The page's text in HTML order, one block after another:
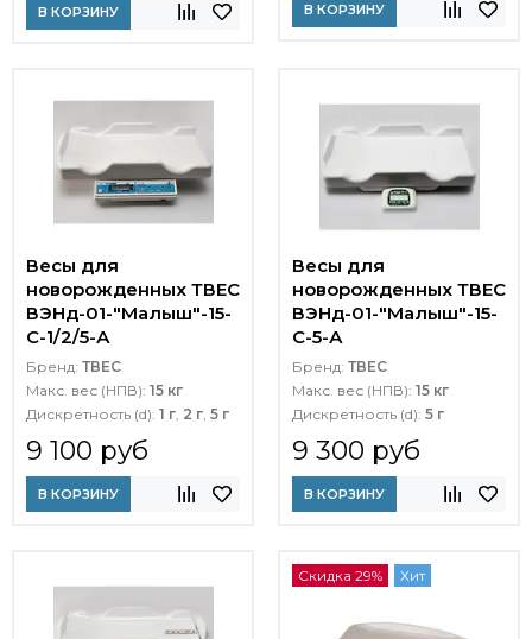
В КОРЗИНУ В КОРЗИНУ
Весы для
новорожденных ТВЕС
ВЭНд-01-"Малыш"-15-
С-1/2/5-А
Бренд: ТВЕС
Макс. вес (НПВ): 15 кг
Дискретность (d): 1 г, 2 г, 5 г
9 100 руб
В КОРЗИНУ
Весы для
новорожденных ТВЕС
ВЭНд-01-"Малыш"-15-
С-5-А
Бренд: ТВЕС
Макс. вес (НПВ): 15 кг
Дискретность (d): 5 г
9 300 руб
В КОРЗИНУ
Скидка 29% Хит